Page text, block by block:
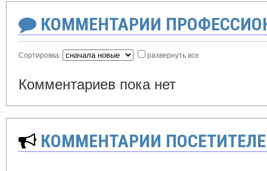
КОММЕНТАРИИ
Сортировка: развернуть все
Комментариев пока нет
КОММЕНТАРИИ